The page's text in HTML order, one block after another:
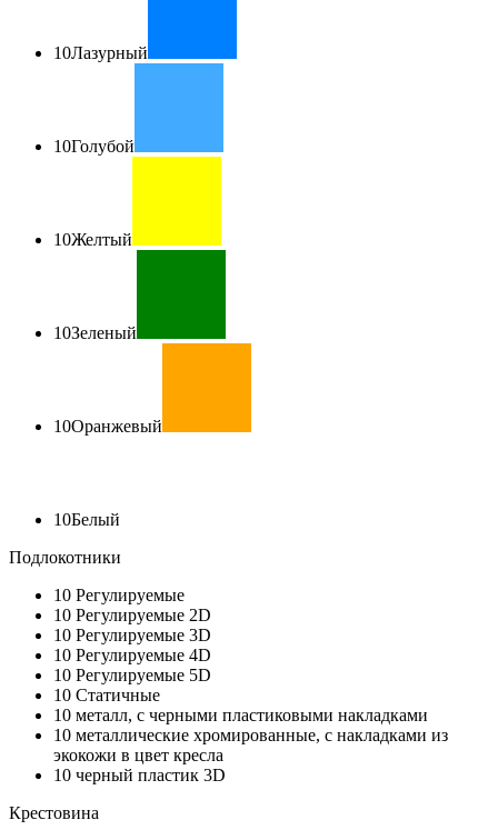
10Лазурный
10Голубой
10Желтый
10Зеленый
10Оранжевый
10Белый
Подлокотники
10 Регулируемые
10 Регулируемые 2D
10 Регулируемые 3D
10 Регулируемые 4D
10 Регулируемые 5D
10 Статичные
10 металл, с черными пластиковыми накладками
10 металлические хромированные, с накладками из
экокожи в цвет кресла
10 черный пластик 3D
Крестовина